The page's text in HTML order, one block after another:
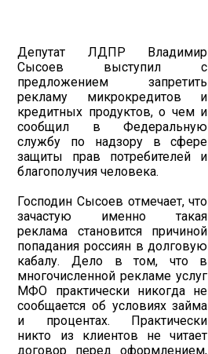
Депутат ЛДПР Владимир
Сысоев выступил с
предложением запретить
рекламу микрокредитов и
кредитных продуктов, о чем и
сообщил в Федеральную
службу по надзору в сфере
защиты прав потребителей и
благополучия человека.
Господин Сысоев отмечает, что
зачастую именно такая
реклама становится причиной
попадания россиян в долговую
кабалу. Дело в том, что в
многочисленной рекламе услуг
МФО практически никогда не
сообщается об условиях займа
и процентах. Практически
никто из клиентов не читает
договор перед оформлением,